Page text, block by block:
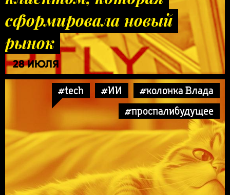
сформировала новый
рынок
28 ИЮЛЯ
#tech #ИИ
#колонка Влада
#проспалибудущее